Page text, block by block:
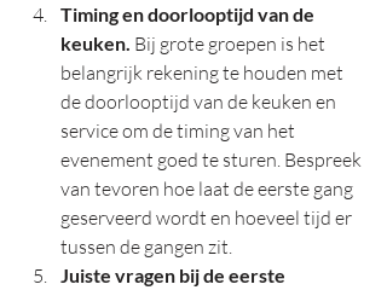
Timing en doorlooptijd van de
keuken. Bij grote groepen is het
belangrijk rekening te houden met
de doorlooptijd van de keuken en
service om de timing van het
evenement goed te sturen. Bespreek
van tevoren hoe laat de eerste gang
geserveerd wordt en hoeveel tijd er
tussen de gangen zit.
Juiste vragen bij de eerste